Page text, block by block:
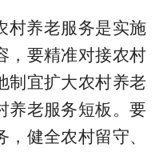
村养老服务是实施
，要精准对接农村
制宜扩大农村养老
养老服务短板。要
健全农村留守、